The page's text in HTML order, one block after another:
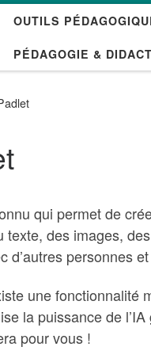
OUTILS
PÉDAGOGIE &
qui permet de
texte, des images,
d’autres personnes
une fonctionnalité
la puissance de
pour vous !